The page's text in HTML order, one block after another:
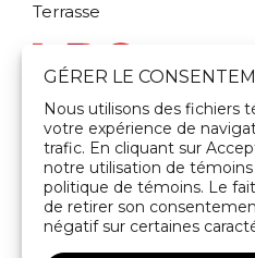
GÉRER LE
Nous utilisons des fichiers
votre expérience de
trafic. En cliquant sur
notre utilisation de
politique de témoins. Le
de retirer son
négatif sur certaines
Terrasse
Prendre contact
Politique de confidentialité
Politique de témoins